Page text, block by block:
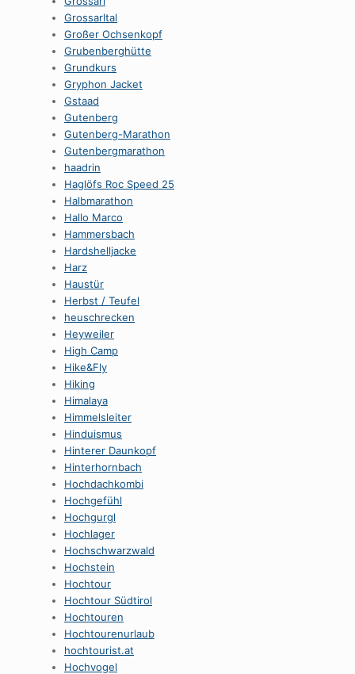
Grossarltal
Großer Ochsenkopf
Grubenberghütte
Grundkurs
Gryphon Jacket
Gstaad
Gutenberg
Gutenberg-Marathon
Gutenbergmarathon
haadrin
Haglöfs Roc Speed 25
Halbmarathon
Hallo Marco
Hammersbach
Hardshelljacke
Harz
Haustür
Herbst / Teufel
heuschrecken
Heyweiler
High Camp
Hike&Fly
Hiking
Himalaya
Himmelsleiter
Hinduismus
Hinterer Daunkopf
Hinterhornbach
Hochdachkombi
Hochgefühl
Hochgurgl
Hochlager
Hochschwarzwald
Hochstein
Hochtour
Hochtour Südtirol
Hochtouren
Hochtourenurlaub
hochtourist.at
Hochvogel